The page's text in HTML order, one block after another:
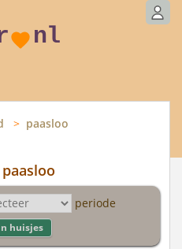
nl
paasloo
paasloo
periode